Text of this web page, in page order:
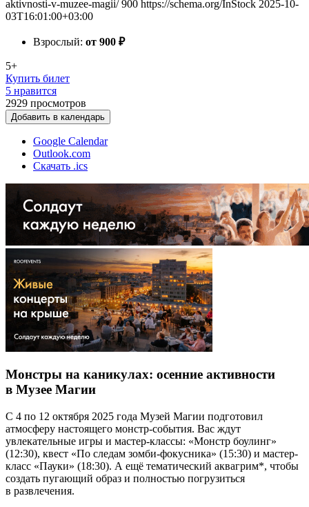
aktivnosti-v-muzee-magii/ 900 https://schema.org/InStock 2025-10-
03T16:01:00+03:00
Взрослый: от 900 ₽
5+
Купить билет
5 нравится
2929 просмотров
Добавить в календарь
Google Calendar
Outlook.com
Скачать .ics
Монстры на каникулах: осенние активности
в Музее Магии
С 4 по 12 октября 2025 года Музей Магии подготовил
атмосферу настоящего монстр-события. Вас ждут
увлекательные игры и мастер-классы: «Монстр боулинг»
(12:30), квест «По следам зомби-фокусника» (15:30) и мастер-
класс «Пауки» (18:30). А ещё тематический аквагрим*, чтобы
создать пугающий образ и полностью погрузиться
в развлечения.